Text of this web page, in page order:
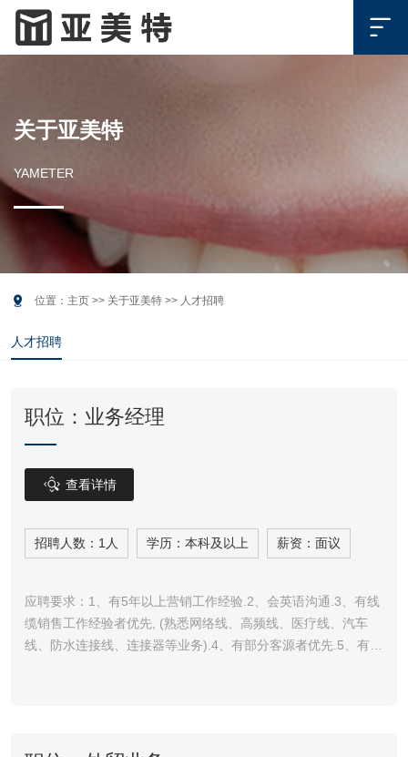

关于亚美特
YAMETER
人才招聘
 位置： 主页 >> 关于亚美特 >> 人才招聘
职位：业务经理
 查看详情
招聘人数：1人 学历：本科及以上 薪资：面议
应聘要求：1、有5年以上营销工作经验.2、会英语沟通.3、有线
缆销售工作经验者优先, (熟悉网络线、高频线、医疗线、汽车
线、防水连接线、连接器等业务).4、有部分客源者优先.5、有良